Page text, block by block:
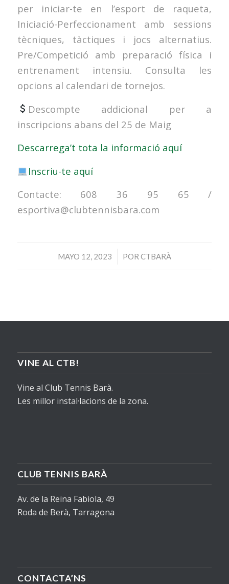
per iniciar-te en l’esport de raqueta,
Iniciació-Perfeccionament amb sessions
tècniques, tàctiques i jocs alternatius.
Pre/Competició amb preparació física i
entrenament intensiu. Consulta les
opcions al calendari de tornejos.
Descompte addicional per a
inscripcions abans del 25 de Maig
Descarrega’t tota la informació aquí
Inscriu-te aquí
Contacte: 608 36 95 65 /
esportiva@clubtennisbara.com
MAYO 12, 2023
/ POR CTBARÀ
VINE AL CTB!
Vine al Club Tennis Barà.
Les millor instal·lacions de la zona.
CLUB TENNIS BARÀ
Av. de la Reina Fabiola, 49
Roda de Berà, Tarragona
CONTACTA’NS